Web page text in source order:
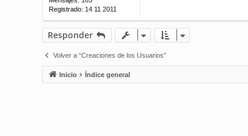
Registrado: 14 11 2011
Responder
Volver a “Creaciones de los Usuarios”
Inicio Índice general